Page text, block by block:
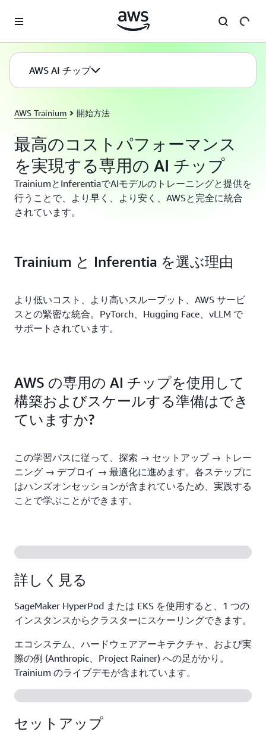
AWS AI チップ
AWS Trainium 開始方法
最高のコストパフォーマンス
を実現する専用の AI チップ
TrainiumとInferentiaでAIモデルのトレーニングと提供を
行うことで、より早く、より安く、AWSと完全に統合
されています。
Trainium と Inferentia を選ぶ理由
より低いコスト、より高いスループット、AWS サービ
スとの緊密な統合。PyTorch、Hugging Face、vLLM で
サポートされています。
AWS の専用の AI チップを使用して
構築およびスケールする準備はでき
ていますか?
この学習パスに従って、探索 → セットアップ → トレー
ニング → デプロイ → 最適化に進めます。各ステップに
はハンズオンセッションが含まれているため、実践する
ことで学ぶことができます。
詳しく見る
SageMaker HyperPod または EKS を使用すると、1 つの
インスタンスからクラスターにスケーリングできます。
エコシステム、ハードウェアアーキテクチャ、および実
際の例 (Anthropic、Project Rainer) への足がかり。
Trainium のライブデモが含まれています。
セットアップ